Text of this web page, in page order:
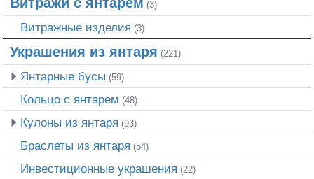
(3)
Витражные изделия (3)
Украшения из янтаря (221)
Янтарные бусы (59)
Кольцо с янтарем (48)
Кулоны из янтаря (93)
Браслеты из янтаря (54)
Инвестиционные украшения (22)